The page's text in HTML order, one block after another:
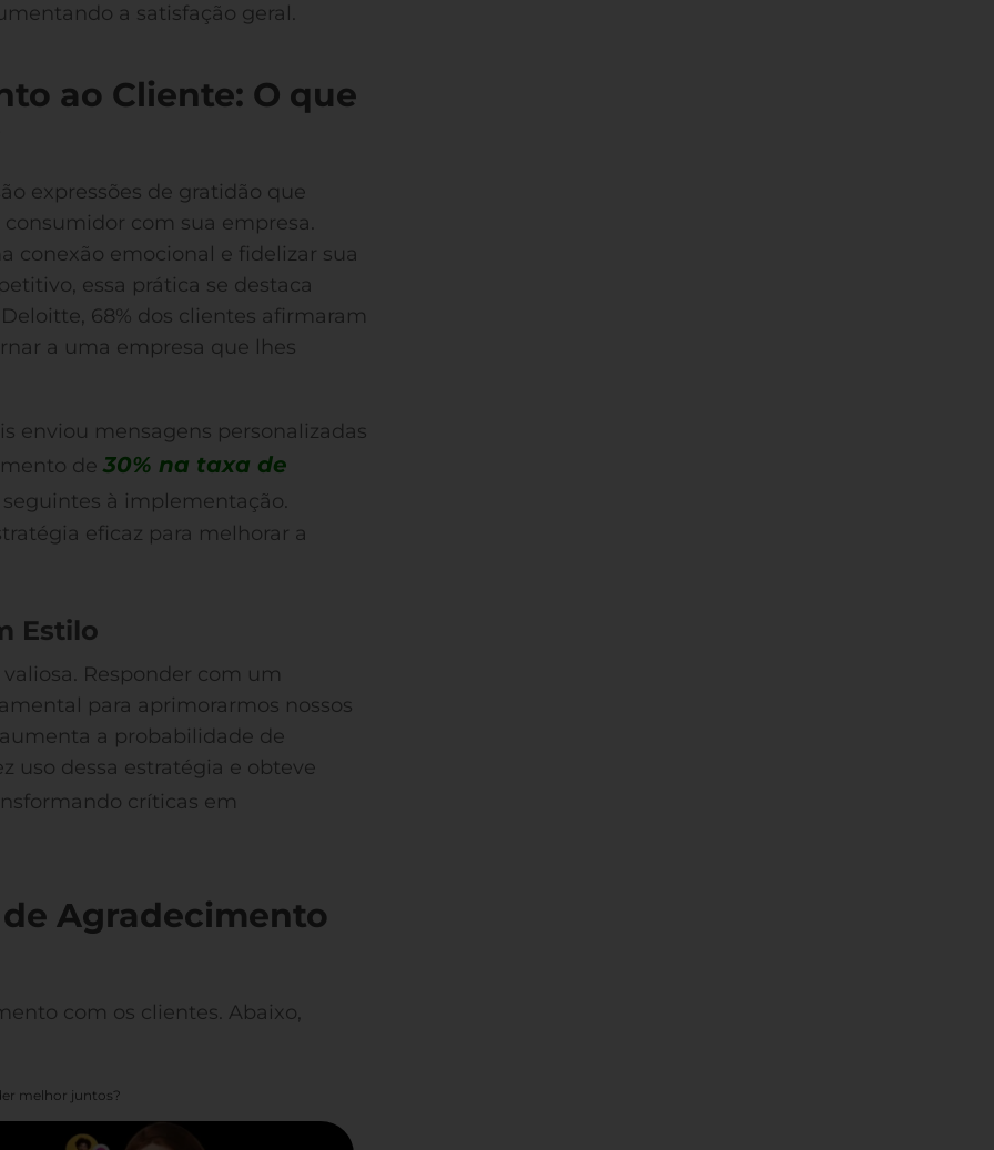
a satisfação geral.
ao Cliente: O que
expressões de gratidão que
com sua empresa.
conexão emocional e fidelizar sua
essa prática se destaca
68% dos clientes afirmaram
a uma empresa que lhes
enviou mensagens personalizadas
de 30% na taxa de
seguintes à implementação.
eficaz para melhorar a
Estilo
Responder com um
para aprimorarmos nossos
a probabilidade de
uso dessa estratégia e obteve
críticas em
de Agradecimento
com os clientes. Abaixo,
melhor juntos?